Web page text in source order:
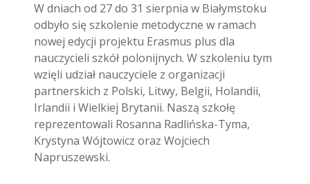
W dniach od 27 do 31 sierpnia w Białymstoku
odbyło się szkolenie metodyczne w ramach
nowej edycji projektu Erasmus plus dla
nauczycieli szkół polonijnych. W szkoleniu tym
wzięli udział nauczyciele z organizacji
partnerskich z Polski, Litwy, Belgii, Holandii,
Irlandii i Wielkiej Brytanii. Naszą szkołę
reprezentowali Rosanna Radlińska-Tyma,
Krystyna Wójtowicz oraz Wojciech
Napruszewski.